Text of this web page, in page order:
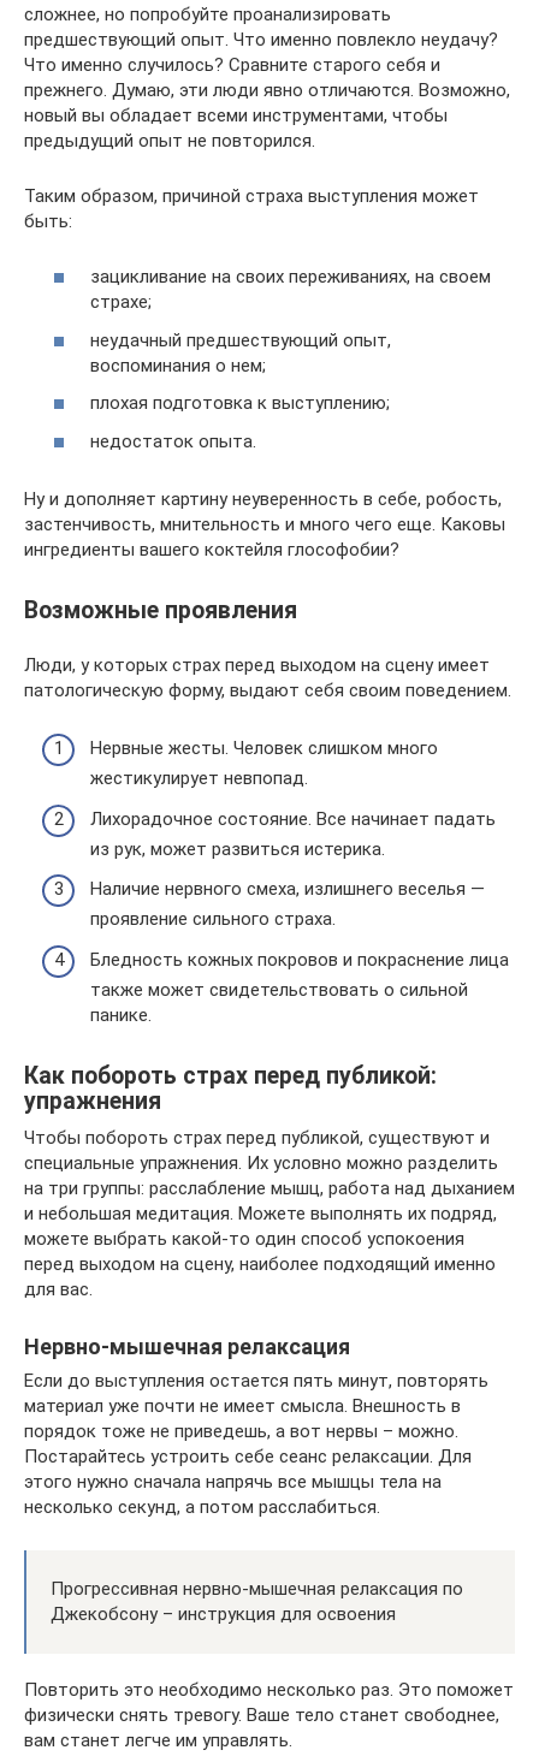
сложнее, но попробуйте проанализировать
предшествующий опыт. Что именно повлекло неудачу?
Что именно случилось? Сравните старого себя и
прежнего. Думаю, эти люди явно отличаются. Возможно,
новый вы обладает всеми инструментами, чтобы
предыдущий опыт не повторился.
Таким образом, причиной страха выступления может
быть:
зацикливание на своих переживаниях, на своем
страхе;
неудачный предшествующий опыт,
воспоминания о нем;
плохая подготовка к выступлению;
недостаток опыта.
Ну и дополняет картину неуверенность в себе, робость,
застенчивость, мнительность и много чего еще. Каковы
ингредиенты вашего коктейля глософобии?
Возможные проявления
Люди, у которых страх перед выходом на сцену имеет
патологическую форму, выдают себя своим поведением.
Нервные жесты. Человек слишком много
жестикулирует невпопад.
Лихорадочное состояние. Все начинает падать
из рук, может развиться истерика.
Наличие нервного смеха, излишнего веселья —
проявление сильного страха.
Бледность кожных покровов и покраснение лица
также может свидетельствовать о сильной
панике.
Как побороть страх перед публикой:
упражнения
Чтобы побороть страх перед публикой, существуют и
специальные упражнения. Их условно можно разделить
на три группы: расслабление мышц, работа над дыханием
и небольшая медитация. Можете выполнять их подряд,
можете выбрать какой-то один способ успокоения
перед выходом на сцену, наиболее подходящий именно
для вас.
Нервно-мышечная релаксация
Если до выступления остается пять минут, повторять
материал уже почти не имеет смысла. Внешность в
порядок тоже не приведешь, а вот нервы – можно.
Постарайтесь устроить себе сеанс релаксации. Для
этого нужно сначала напрячь все мышцы тела на
несколько секунд, а потом расслабиться.
Прогрессивная нервно-мышечная релаксация по
Джекобсону – инструкция для освоения
Повторить это необходимо несколько раз. Это поможет
физически снять тревогу. Ваше тело станет свободнее,
вам станет легче им управлять.